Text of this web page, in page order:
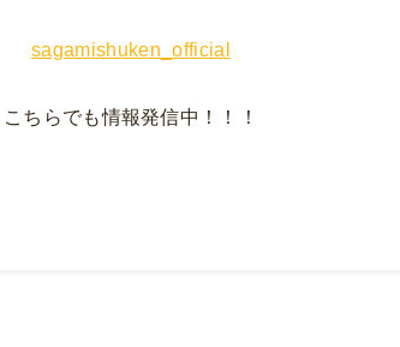
sagamishuken_official
こちらでも情報発信中！！！